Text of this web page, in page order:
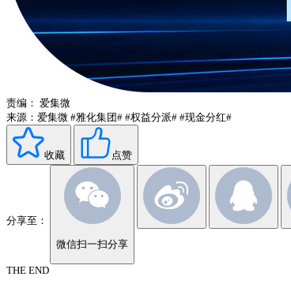
责编： 爱集微
来源：爱集微 #雅化集团# #权益分派# #现金分红#
收藏 点赞
分享至：
微信扫一扫分享
THE END